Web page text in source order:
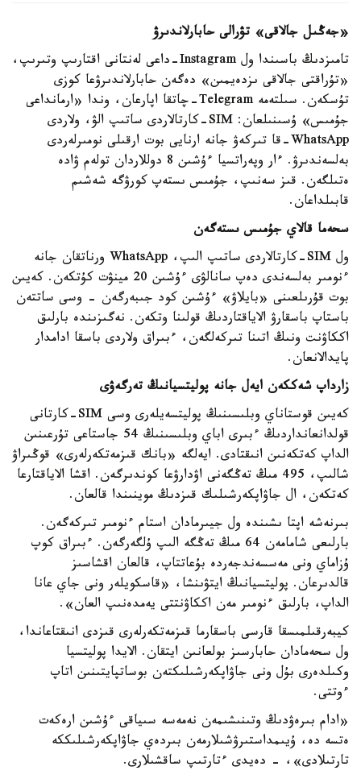
«جەڭىل جالاقى» تۋرالى حابارلاندىرۋ
تامىزدىڭ باسىندا ول Instagram-داعى لەنتانى اقتارىپ وتىرىپ،
«تۇراقتى جالاقى ىزدەيمىن» دەگەن حابارلاندىرۋعا كوزى
تۇسكەن. سىلتەمە Telegram-چاتقا اپارعان، وندا «ارمانداعى
جۇمىس» ۇسىنىلعان: SIM-كارتالاردى ساتىپ الۋ، ولاردى
WhatsApp-قا تىركەۋ جانە ارنايى بوت ارقىلى نومىرلەردى
بەلسەندىرۋ. ءار وپەراتسيا ءۇشىن 8 دوللاردان تولەم ۋادە
ەتىلگەن. قىز سەنىپ، جۇمىس ىستەپ كورۋگە شەشىم
قابىلداعان.
سحەما قالاي جۇمىس ىستەگەن
ول SIM-كارتالاردى ساتىپ الىپ، WhatsApp ورناتقان جانە
ءنومىر بەلسەندى دەپ سانالۋى ءۇشىن 20 مينۋت كۇتكەن. كەيىن
بوت قۇرىلعىنى «بايلاۋ» ءۇشىن كود جىبەرگەن - وسى ساتتەن
باستاپ باسقارۋ الاياقتاردىڭ قولىنا وتكەن. نەگىزىندە بارلىق
اككاۋنت ونىڭ اتىنا تىركەلگەن، ءبىراق ولاردى باسقا ادامدار
پايدالانعان.
زارداپ شەككەن ايەل جانە پوليتسيانىڭ تەرگەۋى
كەيىن قوستاناي وبلىسىنىڭ پوليتسەيلەرى وسى SIM-كارتانى
قولدانعانداردىڭ ءبىرى اباي وبلىسىنىڭ 54 جاستاعى تۇرعىنىن
الداپ كەتكەنىن انىقتادى. ايەلگە «بانك قىزمەتكەرلەرى» قوڭىراۋ
شالىپ، 495 مىڭ تەڭگەنى اۋدارۋعا كوندىرگەن. اقشا الاياقتارعا
كەتكەن، ال جاۋاپكەرشىلىك قىزدىڭ موينىندا قالعان.
بىرنەشە اپتا ىشىندە ول جيىرمادان استام ءنومىر تىركەگەن.
بارلىعى شامامەن 64 مىڭ تەڭگە الىپ ۇلگەرگەن. ءبىراق كوپ
ۇزاماي ونى مەسسەندجەردە بۇعاتتاپ، قالعان اقشاسىز
قالدىرعان. پوليتسيانىڭ ايتۋىنشا، «قاسكويلەر ونى جاي عانا
الداپ، بارلىق ءنومىر مەن اككاۋنتتى يەمدەنىپ العان».
كيبەرقىلمىسقا قارسى باسقارما قىزمەتكەرلەرى قىزدى انىقتاعاندا،
ول سحەمادان حابارسىز بولعانىن ايتقان. الايدا پوليتسيا
وكىلدەرى بۇل ونى جاۋاپكەرشىلىكتەن بوساتپايتىنىن اتاپ
ءوتتى.
«ادام بىرەۋدىڭ وتىنىشىمەن نەمەسە سىياقى ءۇشىن ارەكەت
ەتسە دە، ۇيىمداستىرۋشىلارمەن بىردەي جاۋاپكەرشىلىككە
تارتىلادى»، - دەيدى ءتارتىپ ساقشىلارى.